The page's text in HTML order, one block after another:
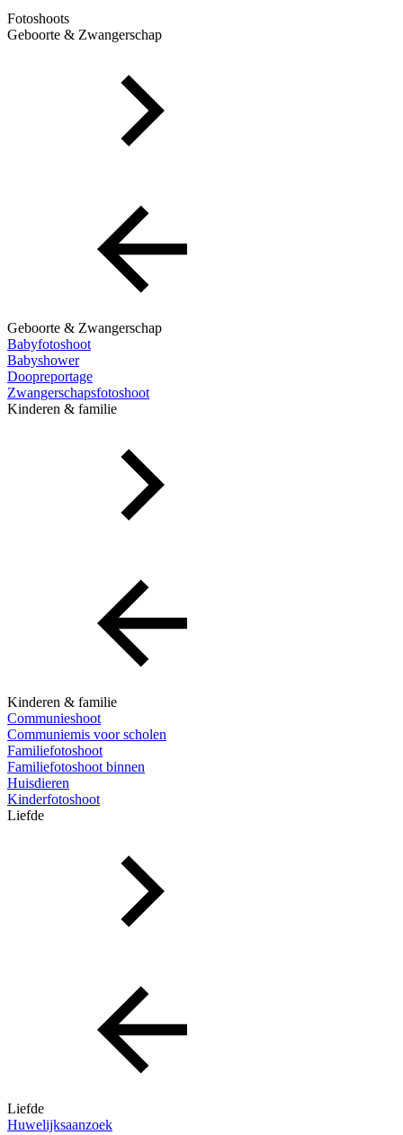
Fotoshoots
Geboorte & Zwangerschap
Geboorte & Zwangerschap
Babyfotoshoot
Babyshower
Doopreportage
Zwangerschapsfotoshoot
Kinderen & familie
Kinderen & familie
Communieshoot
Communiemis voor scholen
Familiefotoshoot
Familiefotoshoot binnen
Huisdieren
Kinderfotoshoot
Liefde
Liefde
Huwelijksaanzoek